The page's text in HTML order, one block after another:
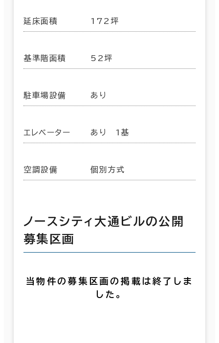
延床面積 172坪
基準階面積 52坪
駐車場設備 あり
エレベーター あり 1基
空調設備 個別方式
ノースシティ大通ビルの公開
募集区画
当物件の募集区画の掲載は終了しま
した。